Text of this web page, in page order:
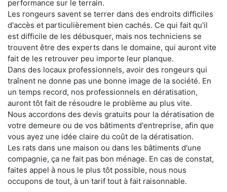
performance sur le terrain.
Les rongeurs savent se terrer dans des endroits difficiles
d'accès et particulièrement bien cachés. Ce qui fait qu'il
est difficile de les débusquer, mais nos techniciens se
trouvent être des experts dans le domaine, qui auront vite
fait de les retrouver peu importe leur planque.
Dans des locaux professionnels, avoir des rongeurs qui
traînent ne donne pas une bonne image de la société. En
un temps record, nos professionnels en dératisation,
auront tôt fait de résoudre le problème au plus vite.
Nous accordons des devis gratuits pour la dératisation de
votre demeure ou de vos bâtiments d'entreprise, afin que
vous ayez une idée claire du coût de la dératisation.
Les rats dans une maison ou dans les bâtiments d'une
compagnie, ça ne fait pas bon ménage. En cas de constat,
faites appel à nous le plus tôt possible, nous nous
occupons de tout, à un tarif tout à fait raisonnable.